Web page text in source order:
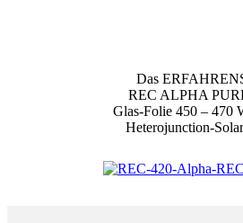
Das
REC ALPHA
Glas-Folie 450 – 470
Heterojunction-